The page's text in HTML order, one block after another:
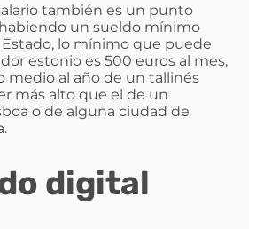
también es un punto
un sueldo mínimo
lo mínimo que puede
estonio es 500 euros al mes,
medio al año de un tallinés
más alto que el de un
o de alguna ciudad de
digital